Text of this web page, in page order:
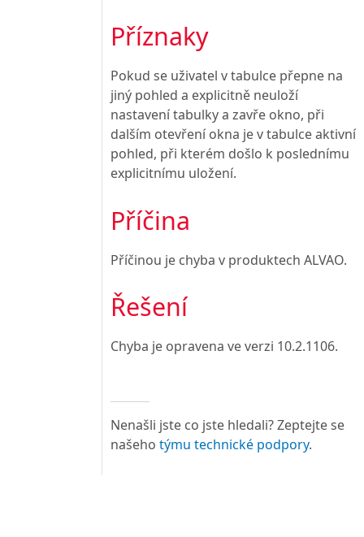
Příznaky
Pokud se uživatel v tabulce přepne na
jiný pohled a explicitně neuloží
nastavení tabulky a zavře okno, při
dalším otevření okna je v tabulce aktivní
pohled, při kterém došlo k poslednímu
explicitnímu uložení.
Příčina
Příčinou je chyba v produktech ALVAO.
Řešení
Chyba je opravena ve verzi 10.2.1106.
Nenašli jste co jste hledali? Zeptejte se
našeho týmu technické podpory.